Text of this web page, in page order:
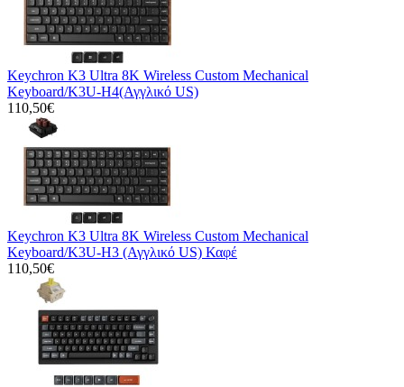
Keychron K3 Ultra 8K Wireless Custom Mechanical
Keyboard/K3U-H4(Αγγλικό US)
110,50€
Keychron K3 Ultra 8K Wireless Custom Mechanical
Keyboard/K3U-H3 (Αγγλικό US) Καφέ
110,50€